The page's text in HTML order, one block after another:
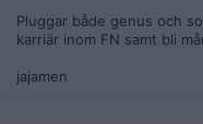
Pluggar både genus och
karriär inom FN samt bli
jajamen